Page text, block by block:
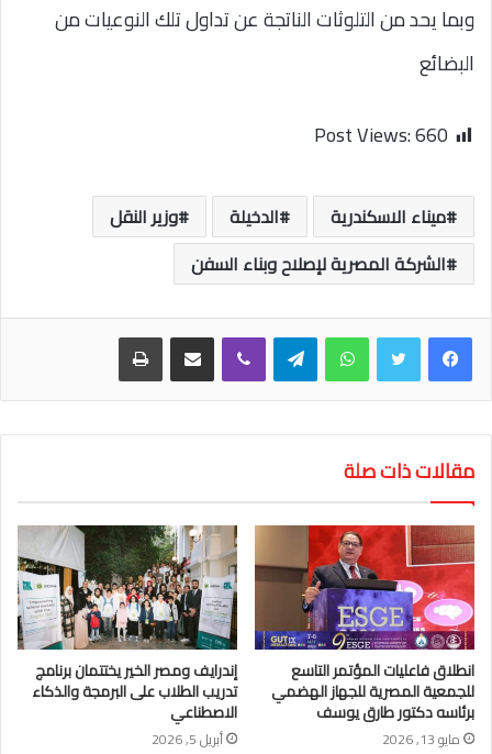
وبما يحد من التلوثات الناتجة عن تداول تلك النوعيات من
البضائع
Post Views:660
ميناء الاسكندرية الدخيلة
وزير النقل
الشركة المصرية لإصلاح وبناء السفن
واتساب تيلقرام
مقالات ذات صلة
انطلاق فاعليات المؤتمر التاسع
للجمعية المصرية للجهاز الهضمي
برئاسه دكتور طارق يوسف
مايو 13, 2026
إندرايف ومصر الخير يختتمان برنامج
تدريب الطلاب على البرمجة والذكاء
الاصطناعي
أبريل 5, 2026